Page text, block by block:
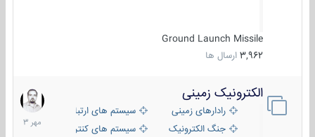
Ground Launch Missile
3,962 ارسال ها
الکترونیک زمینی
رادارهای زمینی
سیستم های ارتباطی و جمع آوری
جنگ الکترونیک
سیستم های کنترل آتش و تجهیزات
1
مهر
1403